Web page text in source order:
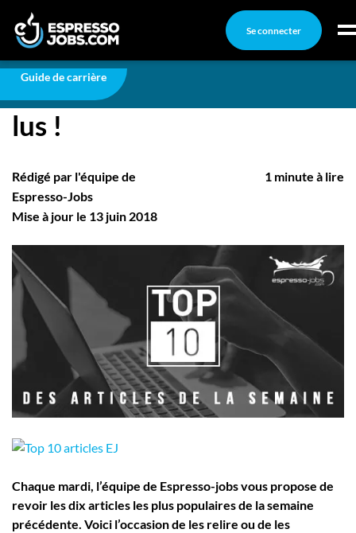
Se connecter
Connexion
Créez un compte
Recherchez un emploi
Compagnies
Ma boîte à outils
Conseils carrière
Nos chroniques
Inscrivez-vous à l'infolettre
Employeurs
Publiez une offre d'emploi
Guide de carrière
Carrière Top 10 des articles les plus lus !
Top 10 des articles les plus
lus !
Rédigé par l'équipe de
Espresso-Jobs
Mise à jour le 13 juin 2018
1 minute à lire
Chaque mardi, l’équipe de Espresso-jobs vous propose de
revoir les dix articles les plus populaires de la semaine
précédente. Voici l’occasion de les relire ou de les